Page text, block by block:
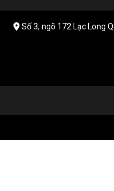
Số 3, ngõ 172 Lạc Long